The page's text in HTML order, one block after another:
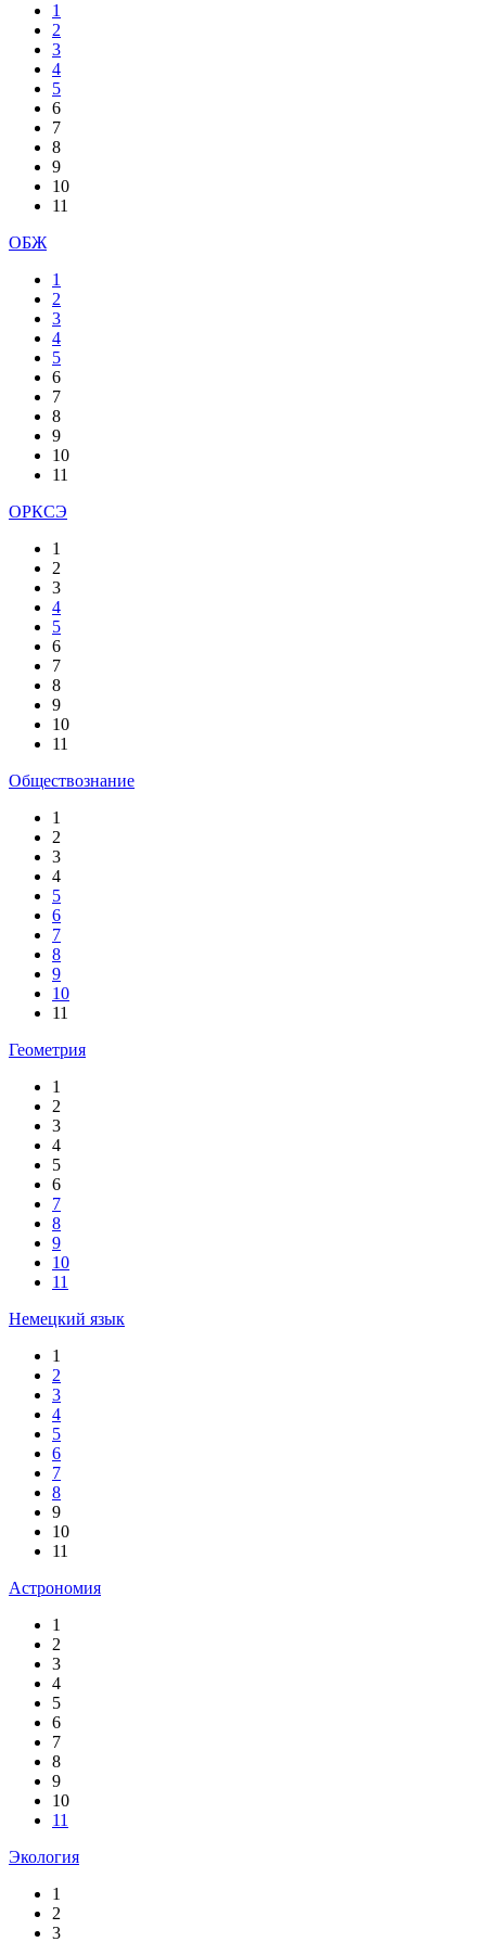
1
2
3
4
5
6
7
8
9
10
11
ОБЖ
1
2
3
4
5
6
7
8
9
10
11
ОРКСЭ
1
2
3
4
5
6
7
8
9
10
11
Обществознание
1
2
3
4
5
6
7
8
9
10
11
Геометрия
1
2
3
4
5
6
7
8
9
10
11
Немецкий язык
1
2
3
4
5
6
7
8
9
10
11
Астрономия
1
2
3
4
5
6
7
8
9
10
11
Экология
1
2
3